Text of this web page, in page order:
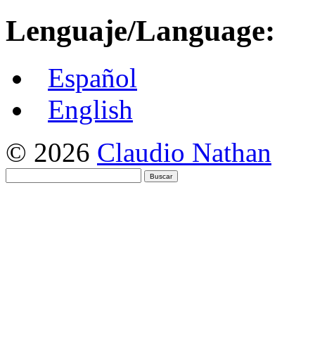
Lenguaje/Language:
Español
English
© 2026 Claudio Nathan